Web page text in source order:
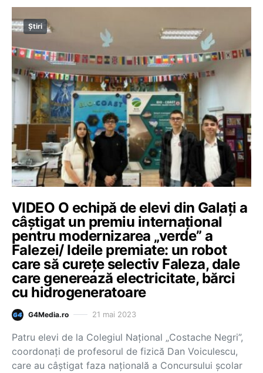
Știri
VIDEO O echipă de elevi din Galați a
câștigat un premiu internațional
pentru modernizarea „verde” a
Falezei/ Ideile premiate: un robot
care să cureţe selectiv Faleza, dale
care generează electricitate, bărci
cu hidrogeneratoare
G4Media.ro 21 mai 2023
Patru elevi de la Colegiul Naţional „Costache Negri”,
coordonaţi de profesorul de fizică Dan Voiculescu,
care au câştigat faza naţională a Concursului şcolar